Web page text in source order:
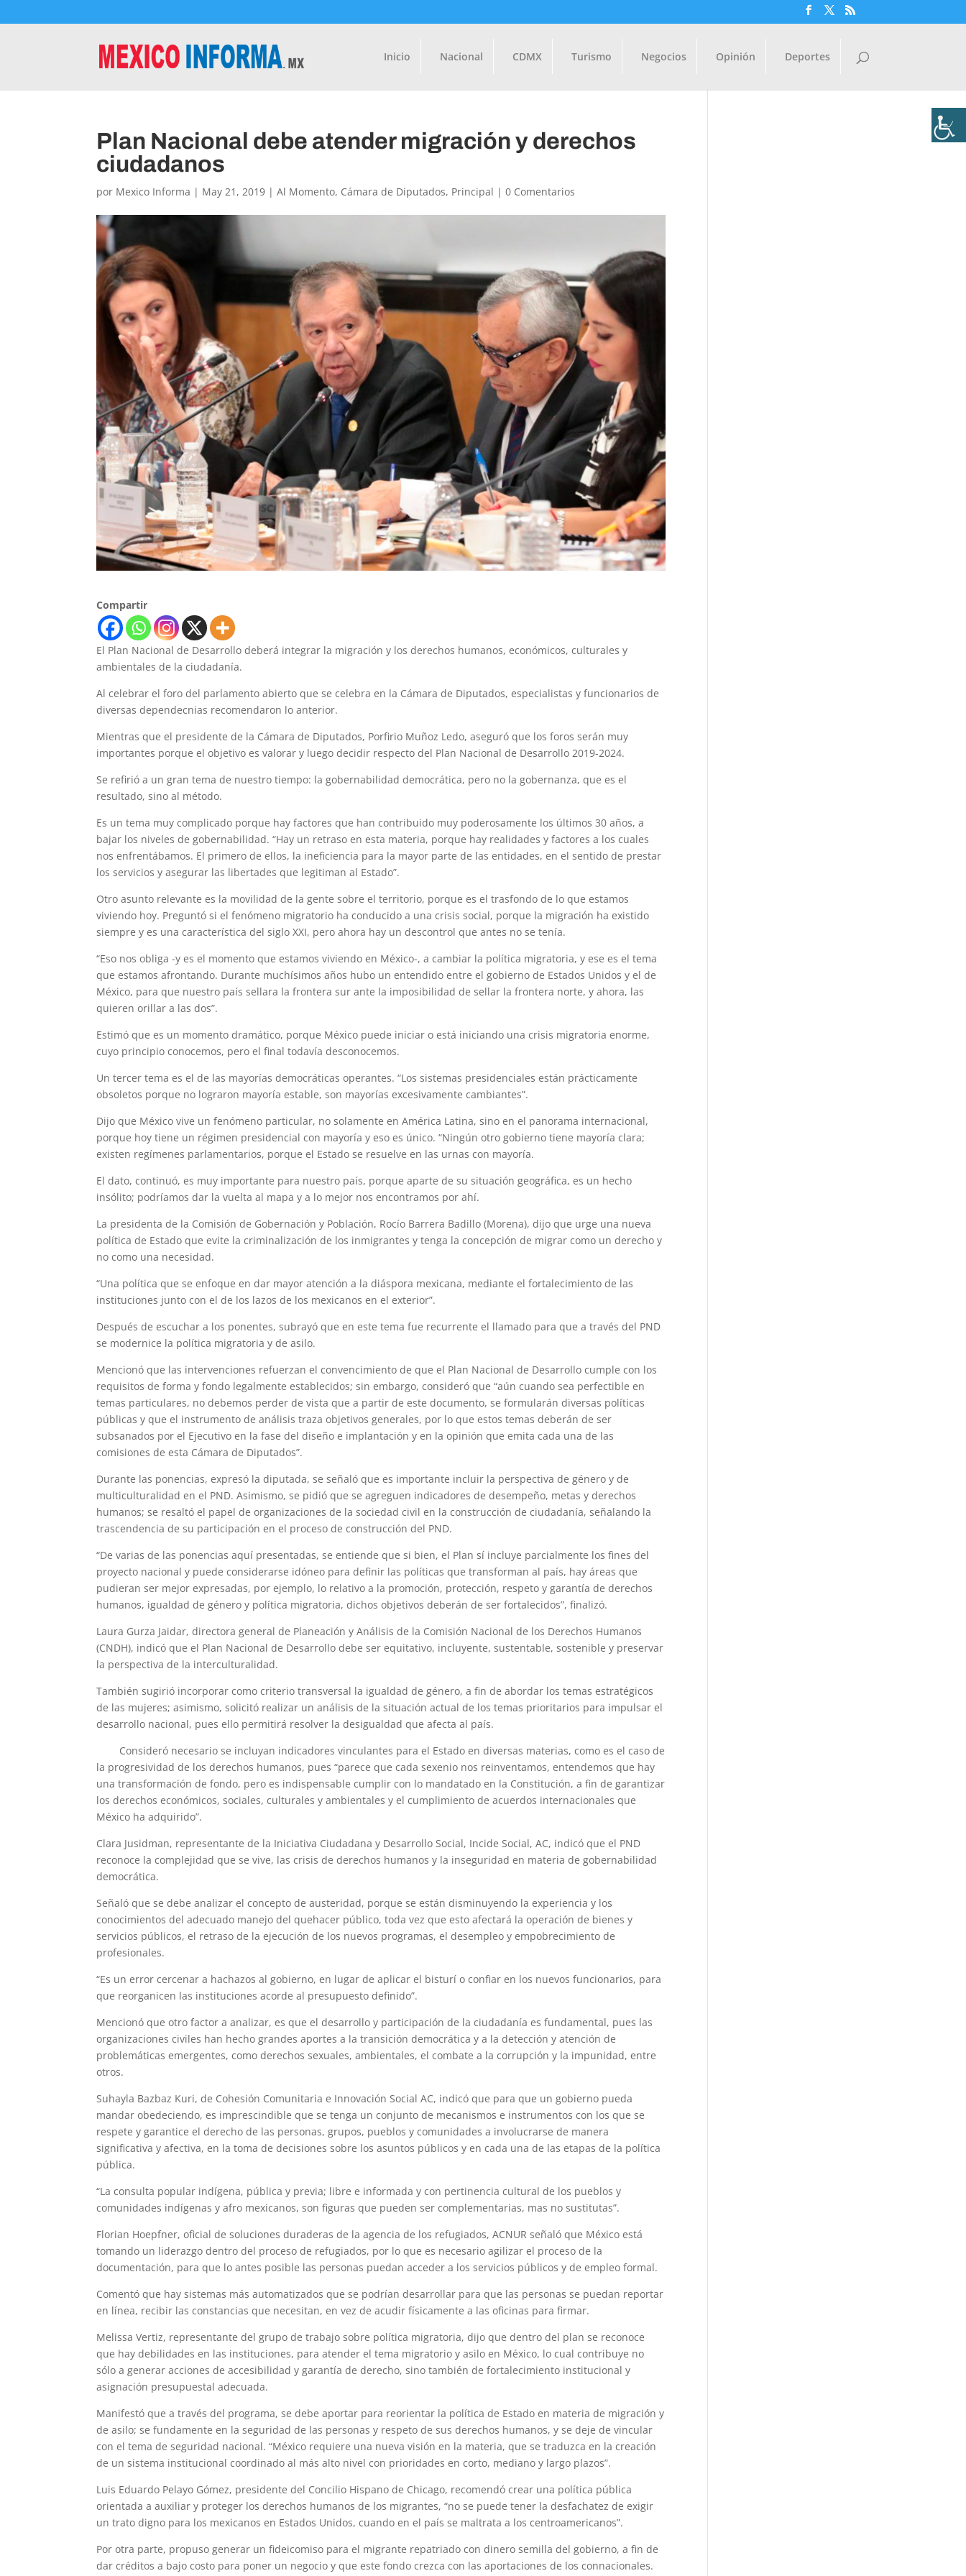
Inicio Nacional CDMX Turismo Negocios Opinión Deportes
Plan Nacional debe atender migración y derechos
ciudadanos
por Mexico Informa | May 21, 2019 |Al Momento, Cámara de Diputados, Principal |0 Comentarios
Compartir
El Plan Nacional de Desarrollo deberá integrar la migración y los derechos humanos, económicos, culturales y
ambientales de la ciudadanía.
Al celebrar el foro del parlamento abierto que se celebra en la Cámara de Diputados, especialistas y funcionarios de
diversas dependecnias recomendaron lo anterior.
Mientras que el presidente de la Cámara de Diputados, Porfirio Muñoz Ledo, aseguró que los foros serán muy
importantes porque el objetivo es valorar y luego decidir respecto del Plan Nacional de Desarrollo 2019-2024.
Se refirió a un gran tema de nuestro tiempo: la gobernabilidad democrática, pero no la gobernanza, que es el
resultado, sino al método.
Es un tema muy complicado porque hay factores que han contribuido muy poderosamente los últimos 30 años, a
bajar los niveles de gobernabilidad. “Hay un retraso en esta materia, porque hay realidades y factores a los cuales
nos enfrentábamos. El primero de ellos, la ineficiencia para la mayor parte de las entidades, en el sentido de prestar
los servicios y asegurar las libertades que legitiman al Estado”.
Otro asunto relevante es la movilidad de la gente sobre el territorio, porque es el trasfondo de lo que estamos
viviendo hoy. Preguntó si el fenómeno migratorio ha conducido a una crisis social, porque la migración ha existido
siempre y es una característica del siglo XXI, pero ahora hay un descontrol que antes no se tenía.
“Eso nos obliga -y es el momento que estamos viviendo en México-, a cambiar la política migratoria, y ese es el tema
que estamos afrontando. Durante muchísimos años hubo un entendido entre el gobierno de Estados Unidos y el de
México, para que nuestro país sellara la frontera sur ante la imposibilidad de sellar la frontera norte, y ahora, las
quieren orillar a las dos”.
Estimó que es un momento dramático, porque México puede iniciar o está iniciando una crisis migratoria enorme,
cuyo principio conocemos, pero el final todavía desconocemos.
Un tercer tema es el de las mayorías democráticas operantes. “Los sistemas presidenciales están prácticamente
obsoletos porque no lograron mayoría estable, son mayorías excesivamente cambiantes”.
Dijo que México vive un fenómeno particular, no solamente en América Latina, sino en el panorama internacional,
porque hoy tiene un régimen presidencial con mayoría y eso es único. “Ningún otro gobierno tiene mayoría clara;
existen regímenes parlamentarios, porque el Estado se resuelve en las urnas con mayoría.
El dato, continuó, es muy importante para nuestro país, porque aparte de su situación geográfica, es un hecho
insólito; podríamos dar la vuelta al mapa y a lo mejor nos encontramos por ahí.
La presidenta de la Comisión de Gobernación y Población, Rocío Barrera Badillo (Morena), dijo que urge una nueva
política de Estado que evite la criminalización de los inmigrantes y tenga la concepción de migrar como un derecho y
no como una necesidad.
“Una política que se enfoque en dar mayor atención a la diáspora mexicana, mediante el fortalecimiento de las
instituciones junto con el de los lazos de los mexicanos en el exterior”.
Después de escuchar a los ponentes, subrayó que en este tema fue recurrente el llamado para que a través del PND
se modernice la política migratoria y de asilo.
Mencionó que las intervenciones refuerzan el convencimiento de que el Plan Nacional de Desarrollo cumple con los
requisitos de forma y fondo legalmente establecidos; sin embargo, consideró que “aún cuando sea perfectible en
temas particulares, no debemos perder de vista que a partir de este documento, se formularán diversas políticas
públicas y que el instrumento de análisis traza objetivos generales, por lo que estos temas deberán de ser
subsanados por el Ejecutivo en la fase del diseño e implantación y en la opinión que emita cada una de las
comisiones de esta Cámara de Diputados”.
Durante las ponencias, expresó la diputada, se señaló que es importante incluir la perspectiva de género y de
multiculturalidad en el PND. Asimismo, se pidió que se agreguen indicadores de desempeño, metas y derechos
humanos; se resaltó el papel de organizaciones de la sociedad civil en la construcción de ciudadanía, señalando la
trascendencia de su participación en el proceso de construcción del PND.
“De varias de las ponencias aquí presentadas, se entiende que si bien, el Plan sí incluye parcialmente los fines del
proyecto nacional y puede considerarse idóneo para definir las políticas que transforman al país, hay áreas que
pudieran ser mejor expresadas, por ejemplo, lo relativo a la promoción, protección, respeto y garantía de derechos
humanos, igualdad de género y política migratoria, dichos objetivos deberán de ser fortalecidos”, finalizó.
Laura Gurza Jaidar, directora general de Planeación y Análisis de la Comisión Nacional de los Derechos Humanos
(CNDH), indicó que el Plan Nacional de Desarrollo debe ser equitativo, incluyente, sustentable, sostenible y preservar
la perspectiva de la interculturalidad.
También sugirió incorporar como criterio transversal la igualdad de género, a fin de abordar los temas estratégicos
de las mujeres; asimismo, solicitó realizar un análisis de la situación actual de los temas prioritarios para impulsar el
desarrollo nacional, pues ello permitirá resolver la desigualdad que afecta al país.
Consideró necesario se incluyan indicadores vinculantes para el Estado en diversas materias, como es el caso de
la progresividad de los derechos humanos, pues “parece que cada sexenio nos reinventamos, entendemos que hay
una transformación de fondo, pero es indispensable cumplir con lo mandatado en la Constitución, a fin de garantizar
los derechos económicos, sociales, culturales y ambientales y el cumplimiento de acuerdos internacionales que
México ha adquirido”.
Clara Jusidman, representante de la Iniciativa Ciudadana y Desarrollo Social, Incide Social, AC, indicó que el PND
reconoce la complejidad que se vive, las crisis de derechos humanos y la inseguridad en materia de gobernabilidad
democrática.
Señaló que se debe analizar el concepto de austeridad, porque se están disminuyendo la experiencia y los
conocimientos del adecuado manejo del quehacer público, toda vez que esto afectará la operación de bienes y
servicios públicos, el retraso de la ejecución de los nuevos programas, el desempleo y empobrecimiento de
profesionales.
“Es un error cercenar a hachazos al gobierno, en lugar de aplicar el bisturí o confiar en los nuevos funcionarios, para
que reorganicen las instituciones acorde al presupuesto definido”.
Mencionó que otro factor a analizar, es que el desarrollo y participación de la ciudadanía es fundamental, pues las
organizaciones civiles han hecho grandes aportes a la transición democrática y a la detección y atención de
problemáticas emergentes, como derechos sexuales, ambientales, el combate a la corrupción y la impunidad, entre
otros.
Suhayla Bazbaz Kuri, de Cohesión Comunitaria e Innovación Social AC, indicó que para que un gobierno pueda
mandar obedeciendo, es imprescindible que se tenga un conjunto de mecanismos e instrumentos con los que se
respete y garantice el derecho de las personas, grupos, pueblos y comunidades a involucrarse de manera
significativa y afectiva, en la toma de decisiones sobre los asuntos públicos y en cada una de las etapas de la política
pública.
“La consulta popular indígena, pública y previa; libre e informada y con pertinencia cultural de los pueblos y
comunidades indígenas y afro mexicanos, son figuras que pueden ser complementarias, mas no sustitutas”.
Florian Hoepfner, oficial de soluciones duraderas de la agencia de los refugiados, ACNUR señaló que México está
tomando un liderazgo dentro del proceso de refugiados, por lo que es necesario agilizar el proceso de la
documentación, para que lo antes posible las personas puedan acceder a los servicios públicos y de empleo formal.
Comentó que hay sistemas más automatizados que se podrían desarrollar para que las personas se puedan reportar
en línea, recibir las constancias que necesitan, en vez de acudir físicamente a las oficinas para firmar.
Melissa Vertiz, representante del grupo de trabajo sobre política migratoria, dijo que dentro del plan se reconoce
que hay debilidades en las instituciones, para atender el tema migratorio y asilo en México, lo cual contribuye no
sólo a generar acciones de accesibilidad y garantía de derecho, sino también de fortalecimiento institucional y
asignación presupuestal adecuada.
Manifestó que a través del programa, se debe aportar para reorientar la política de Estado en materia de migración y
de asilo; se fundamente en la seguridad de las personas y respeto de sus derechos humanos, y se deje de vincular
con el tema de seguridad nacional. “México requiere una nueva visión en la materia, que se traduzca en la creación
de un sistema institucional coordinado al más alto nivel con prioridades en corto, mediano y largo plazos”.
Luis Eduardo Pelayo Gómez, presidente del Concilio Hispano de Chicago, recomendó crear una política pública
orientada a auxiliar y proteger los derechos humanos de los migrantes, “no se puede tener la desfachatez de exigir
un trato digno para los mexicanos en Estados Unidos, cuando en el país se maltrata a los centroamericanos”.
Por otra parte, propuso generar un fideicomiso para el migrante repatriado con dinero semilla del gobierno, a fin de
dar créditos a bajo costo para poner un negocio y que este fondo crezca con las aportaciones de los connacionales.